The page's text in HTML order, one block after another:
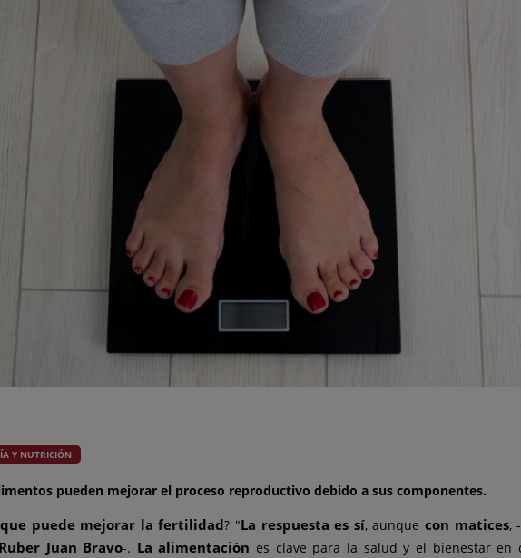
Y NUTRICIÓN
pueden mejorar el proceso reproductivo debido a sus componentes.
puede mejorar la fertilidad? "La respuesta es sí, aunque con matices,
Juan Bravo-. La alimentación es clave para la salud y el bienestar